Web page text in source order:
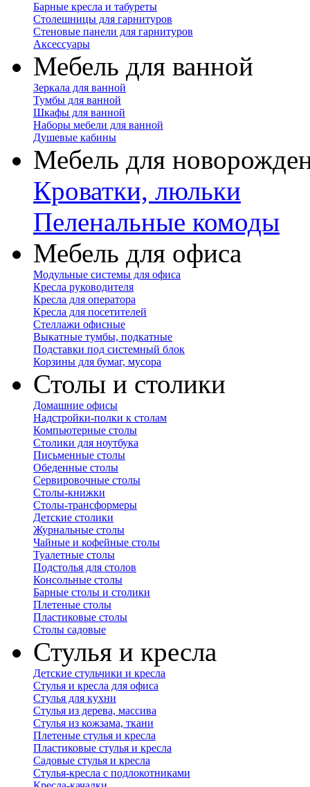
Барные кресла и табуреты
Столешницы для гарнитуров
Стеновые панели для гарнитуров
Аксессуары
Мебель для ванной
Зеркала для ванной
Тумбы для ванной
Шкафы для ванной
Наборы мебели для ванной
Душевые кабины
Мебель для
Кроватки, люльки
Пеленальные комоды
Мебель для офиса
Модульные системы для офиса
Кресла руководителя
Кресла для оператора
Кресла для посетителей
Стеллажи офисные
Выкатные тумбы, подкатные
Подставки под системный блок
Корзины для бумаг, мусора
Столы и столики
Домашние офисы
Надстройки-полки к столам
Компьютерные столы
Столики для ноутбука
Письменные столы
Обеденные столы
Сервировочные столы
Столы-книжки
Столы-трансформеры
Детские столики
Журнальные столы
Чайные и кофейные столы
Туалетные столы
Подстолья для столов
Консольные столы
Барные столы и столики
Плетеные столы
Пластиковые столы
Столы садовые
Стулья и кресла
Детские стульчики и кресла
Стулья и кресла для офиса
Стулья для кухни
Стулья из дерева, массива
Стулья из кожзама, ткани
Плетеные стулья и кресла
Пластиковые стулья и кресла
Садовые стулья и кресла
Стулья-кресла с подлокотниками